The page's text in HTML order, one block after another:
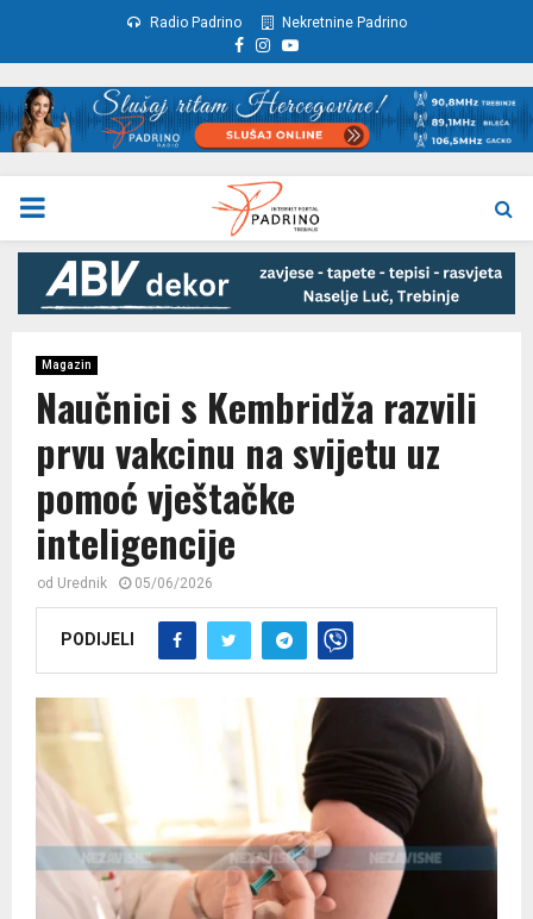
Radio Padrino Nekretnine Padrino
Facebook
Instagram
Youtube
PRIMARY
MENU
Magazin
Naučnici s Kembridža razvili
prvu vakcinu na svijetu uz
pomoć vještačke
inteligencije
od Urednik 05/06/2026
PODIJELI